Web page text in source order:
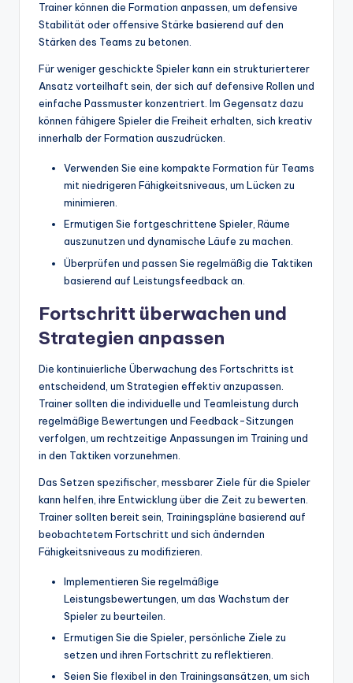
Trainer können die Formation anpassen, um defensive
Stabilität oder offensive Stärke basierend auf den
Stärken des Teams zu betonen.
Für weniger geschickte Spieler kann ein strukturierterer
Ansatz vorteilhaft sein, der sich auf defensive Rollen und
einfache Passmuster konzentriert. Im Gegensatz dazu
können fähigere Spieler die Freiheit erhalten, sich kreativ
innerhalb der Formation auszudrücken.
Verwenden Sie eine kompakte Formation für Teams
mit niedrigeren Fähigkeitsniveaus, um Lücken zu
minimieren.
Ermutigen Sie fortgeschrittene Spieler, Räume
auszunutzen und dynamische Läufe zu machen.
Überprüfen und passen Sie regelmäßig die Taktiken
basierend auf Leistungsfeedback an.
Fortschritt überwachen und
Strategien anpassen
Die kontinuierliche Überwachung des Fortschritts ist
entscheidend, um Strategien effektiv anzupassen.
Trainer sollten die individuelle und Teamleistung durch
regelmäßige Bewertungen und Feedback-Sitzungen
verfolgen, um rechtzeitige Anpassungen im Training und
in den Taktiken vorzunehmen.
Das Setzen spezifischer, messbarer Ziele für die Spieler
kann helfen, ihre Entwicklung über die Zeit zu bewerten.
Trainer sollten bereit sein, Trainingspläne basierend auf
beobachtetem Fortschritt und sich ändernden
Fähigkeitsniveaus zu modifizieren.
Implementieren Sie regelmäßige
Leistungsbewertungen, um das Wachstum der
Spieler zu beurteilen.
Ermutigen Sie die Spieler, persönliche Ziele zu
setzen und ihren Fortschritt zu reflektieren.
Seien Sie flexibel in den Trainingsansätzen, um sich